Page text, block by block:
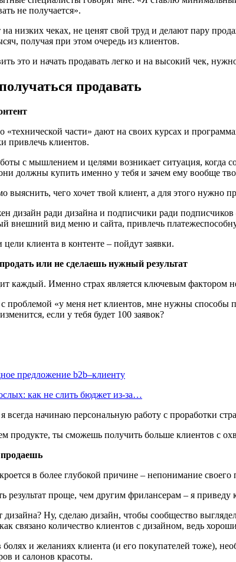
не получается».
на низких чеках, не ценят свой труд и делают пару
получая при этом очередь из клиентов.
это и начать продавать легко и на высокий чек,
продавать
«технической части» дают на своих курсах и
привлечь клиентов.
с мышлением и целями возникает ситуация,
должны купить именно у тебя и зачем ему вообще
выяснить, чего хочет твой клиент, а для этого нужно
дизайн ради дизайна и подписчики ради
внешний вид меню и сайта, привлечь
клиента в контенте – пойдут заявки.
или не сделаешь нужный результат
каждый. Именно страх является ключевым
проблемой «у меня нет клиентов, мне нужны способы
если у тебя будет 100 заявок?
предложение b2b–клиенту
как не слить бюджет из-за…
всегда начинаю персональную работу с проработки
продукте, ты сможешь получить больше клиентов с
в более глубокой причине – непонимание
результат проще, чем другим фрилансерам – я
дизайна? Ну, сделаю дизайн, чтобы сообщество
связано количество клиентов с дизайном, ведь
болях и желаниях клиента (и его покупателей тоже),
и салонов красоты.